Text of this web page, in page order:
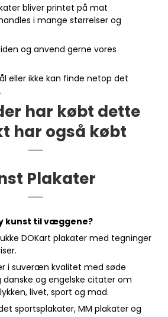
bliver printet på mat
i mange størrelser og
og anvend gerne vores
eller ikke kan finde netop det
har købt dette
har også købt
Plakater
kunst til væggene?
DOKart plakater med tegninger
i suveræn kvalitet med søde
danske og engelske citater om
livet, sport og mad.
sportsplakater, MM plakater og